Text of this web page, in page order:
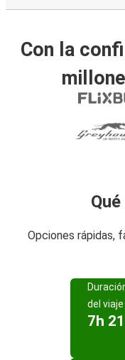
Con la
Opciones rápidas,
del viaje
7h